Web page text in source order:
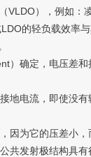
VLDO），例如
的轻负载效
确定，电压差和
电流，即使没
为它的压差小
共发射极结构具